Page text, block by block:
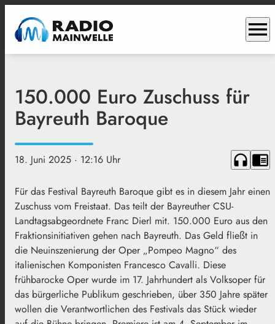
menu
150.000 Euro Zuschuss für
Bayreuth Baroque
18. Juni 2025 · 12:16 Uhr headphones chrome_reader_mode
Für das Festival Bayreuth Baroque gibt es in diesem Jahr einen
Zuschuss vom Freistaat. Das teilt der Bayreuther CSU-
Landtagsabgeordnete Franc Dierl mit. 150.000 Euro aus den
Fraktionsinitiativen gehen nach Bayreuth. Das Geld fließt in
die Neuinszenierung der Oper „Pompeo Magno“ des
italienischen Komponisten Francesco Cavalli. Diese
frühbarocke Oper wurde im 17. Jahrhundert als Volksoper für
das bürgerliche Publikum geschrieben, über 350 Jahre später
wollen die Verantwortlichen des Festivals das Stück wieder